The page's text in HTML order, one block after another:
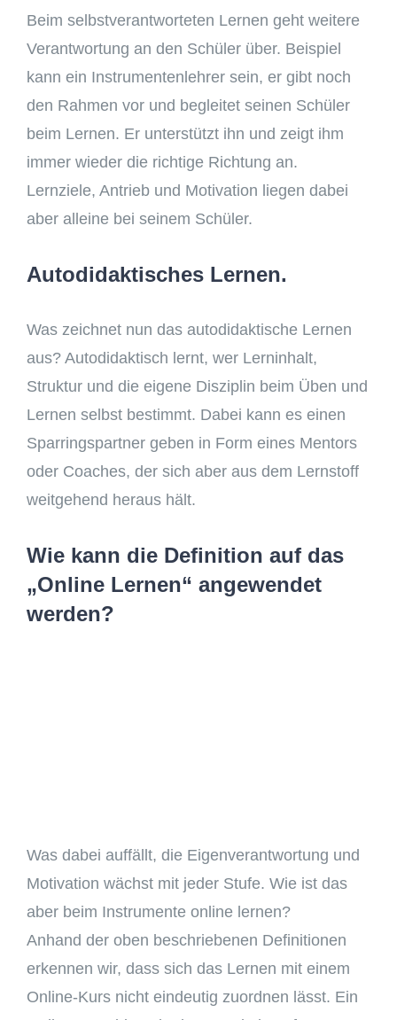
Beim selbstverantworteten Lernen geht weitere
Verantwortung an den Schüler über. Beispiel
kann ein Instrumentenlehrer sein, er gibt noch
den Rahmen vor und begleitet seinen Schüler
beim Lernen. Er unterstützt ihn und zeigt ihm
immer wieder die richtige Richtung an.
Lernziele, Antrieb und Motivation liegen dabei
aber alleine bei seinem Schüler.
Autodidaktisches Lernen.
Was zeichnet nun das autodidaktische Lernen
aus? Autodidaktisch lernt, wer Lerninhalt,
Struktur und die eigene Disziplin beim Üben und
Lernen selbst bestimmt. Dabei kann es einen
Sparringspartner geben in Form eines Mentors
oder Coaches, der sich aber aus dem Lernstoff
weitgehend heraus hält.
Wie kann die Definition auf das
„Online Lernen“ angewendet
werden?
Was dabei auffällt, die Eigenverantwortung und
Motivation wächst mit jeder Stufe. Wie ist das
aber beim Instrumente online lernen?
Anhand der oben beschriebenen Definitionen
erkennen wir, dass sich das Lernen mit einem
Online-Kurs nicht eindeutig zuordnen lässt. Ein